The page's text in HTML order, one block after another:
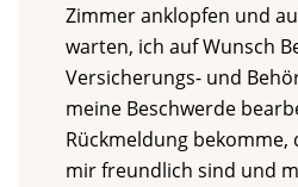
Zimmer anklopfen und
warten, ich auf Wunsch
Versicherungs- und
meine Beschwerde
Rückmeldung
mir freundlich sind und